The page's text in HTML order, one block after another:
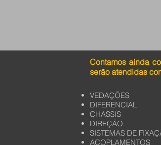
Contamos ainda
serão atendidas
VEDAÇÕES
DIFERENCIAL
CHASSIS
DIREÇÃO
SISTEMAS DE
ACOPLAMENTOS